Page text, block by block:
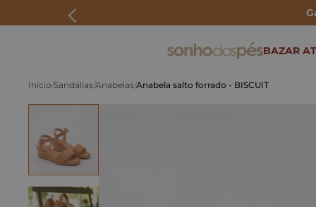
BAZAR
Sandálias Anabelas Anabela salto forrado - BISCUIT